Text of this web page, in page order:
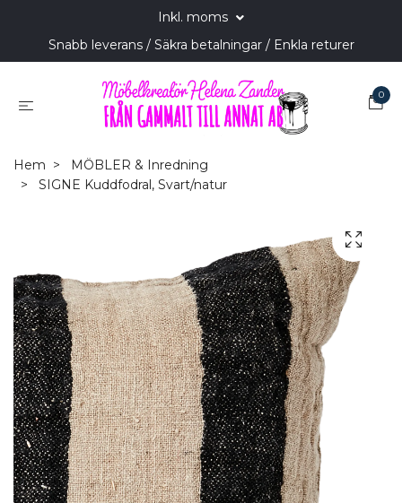
Inkl. moms
Snabb leverans / Säkra betalningar / Enkla returer
0
Hem
MÖBLER & Inredning
SIGNE Kuddfodral, Svart/natur